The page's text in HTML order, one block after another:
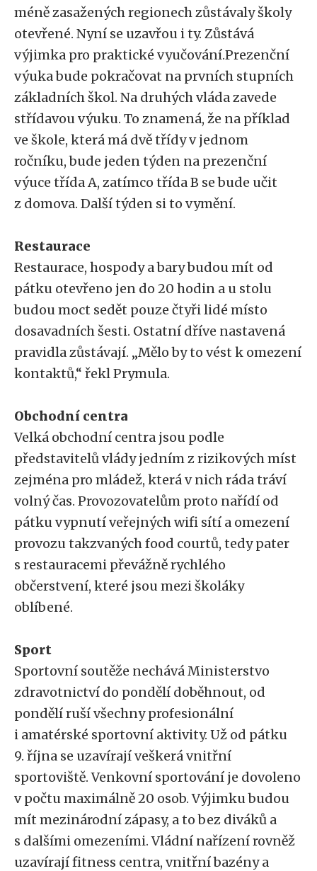
méně zasažených regionech zůstávaly školy
otevřené. Nyní se uzavřou i ty. Zůstává
výjimka pro praktické vyučování.Prezenční
výuka bude pokračovat na prvních stupních
základních škol. Na druhých vláda zavede
střídavou výuku. To znamená, že na příklad
ve škole, která má dvě třídy v jednom
ročníku, bude jeden týden na prezenční
výuce třída A, zatímco třída B se bude učit
z domova. Další týden si to vymění.
Restaurace
Restaurace, hospody a bary budou mít od
pátku otevřeno jen do 20 hodin a u stolu
budou moct sedět pouze čtyři lidé místo
dosavadních šesti. Ostatní dříve nastavená
pravidla zůstávají. „Mělo by to vést k omezení
kontaktů,“ řekl Prymula.
Obchodní centra
Velká obchodní centra jsou podle
představitelů vlády jedním z rizikových míst
zejména pro mládež, která v nich ráda tráví
volný čas. Provozovatelům proto nařídí od
pátku vypnutí veřejných wifi sítí a omezení
provozu takzvaných food courtů, tedy pater
s restauracemi převážně rychlého
občerstvení, které jsou mezi školáky
oblíbené.
Sport
Sportovní soutěže nechává Ministerstvo
zdravotnictví do pondělí doběhnout, od
pondělí ruší všechny profesionální
i amatérské sportovní aktivity. Už od pátku
9. října se uzavírají veškerá vnitřní
sportoviště. Venkovní sportování je dovoleno
v počtu maximálně 20 osob. Výjimku budou
mít mezinárodní zápasy, a to bez diváků a
s dalšími omezeními. Vládní nařízení rovněž
uzavírají fitness centra, vnitřní bazény a